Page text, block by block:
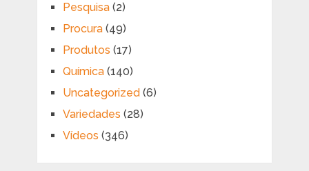
Pesquisa(2)
Procura(49)
Produtos (17)
Química(140)
Uncategorized(6)
Variedades (28)
Vídeos (346)